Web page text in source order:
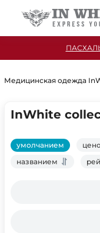
Медицинская одежда
InWhite
умолчанием
названием